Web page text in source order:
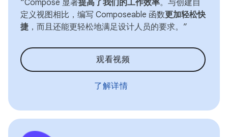
“Compose 显著提高了我们的工作效率。与创建自
定义视图相比，编写 Composeable 函数更加轻松快
捷 ，而且还能更轻松地满足设计人员的要求。”
观看视频
了解详情